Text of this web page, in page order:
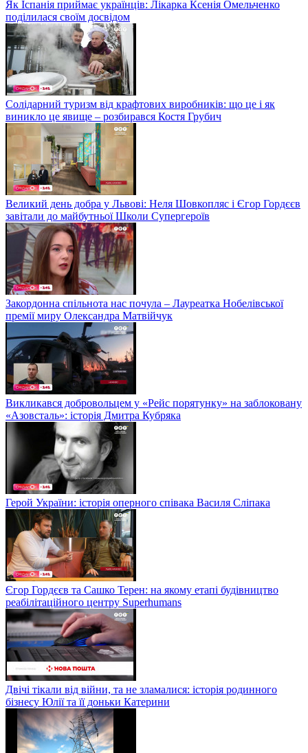
Як Іспанія приймає українців: Лікарка Ксенія Омельченко
поділилася своїм досвідом
Солідарний туризм від крафтових виробників: що це і як
виникло це явище – розбирався Костя Грубич
Великий день добра у Львові: Неля Шовкопляс і Єгор Гордєєв
завітали до майбутньої Школи Супергероїв
Закордонна спільнота нас почула – Лауреатка Нобелівської
премії миру Олександра Матвійчук
Викликався добровольцем у «Рейс порятунку» на заблоковану
«Азовсталь»: історія Дмитра Кубряка
Герой України: історія оперного співака Василя Сліпака
Єгор Гордєєв та Сашко Терен: на якому етапі будівництво
реабілітаційного центру Superhumans
Двічі тікали від війни, та не зламалися: історія родинного
бізнесу Юлії та її доньки Катерини